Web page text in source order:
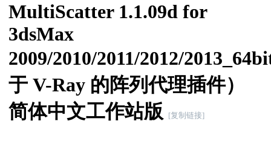
MultiScatter 1.1.09d for
3dsMax
2009/2010/2011/2012/
于 V-Ray 的阵列代理插件）
简体中文工作站版
[复制链接]